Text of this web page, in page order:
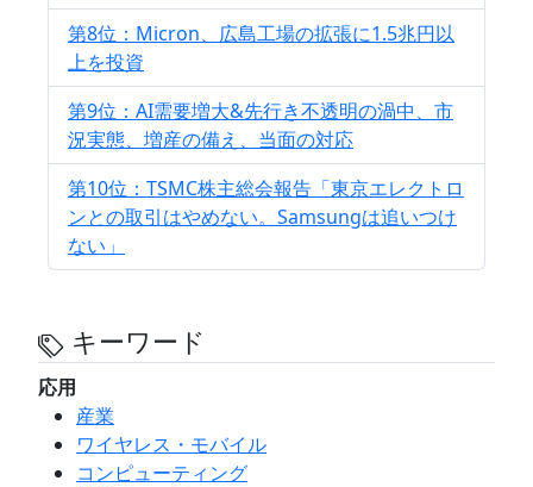
第8位：Micron、広島工場の拡張に1.5兆円以
上を投資
第9位：AI需要増大&先行き不透明の渦中、市
況実態、増産の備え、当面の対応
第10位：TSMC株主総会報告「東京エレクトロ
ンとの取引はやめない。Samsungは追いつけ
ない」
キーワード
応用
産業
ワイヤレス・モバイル
コンピューティング